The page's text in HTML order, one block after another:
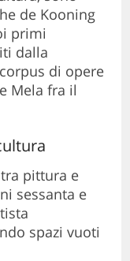
de Kooning
primi
dalla
di opere
Mela fra il
pittura e
sessanta e
spazi vuoti